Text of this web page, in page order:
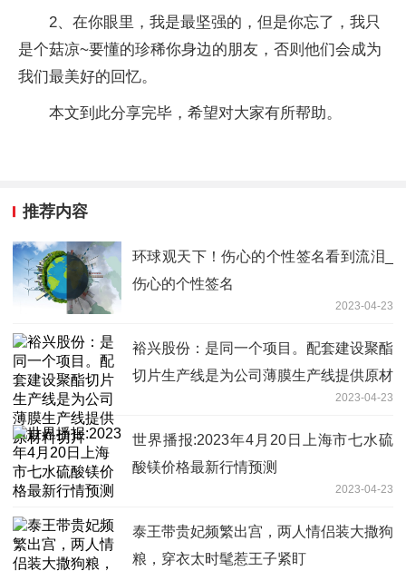
2、在你眼里，我是最坚强的，但是你忘了，我只
是个菇凉~要懂的珍稀你身边的朋友，否则他们会成为
我们最美好的回忆。
本文到此分享完毕，希望对大家有所帮助。
推荐内容
环球观天下！伤心的个性签名看到流泪_
伤心的个性签名
2023-04-23
裕兴股份：是同一个项目。配套建设聚酯
切片生产线是为公司薄膜生产线提供原材
2023-04-23
世界播报:2023年4月20日上海市七水硫
酸镁价格最新行情预测
2023-04-23
泰王带贵妃频繁出宫，两人情侣装大撒狗
粮，穿衣太时髦惹王子紧盯